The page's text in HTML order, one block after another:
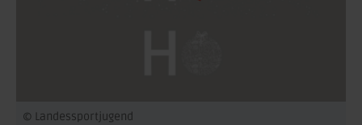
© Landessportjugend